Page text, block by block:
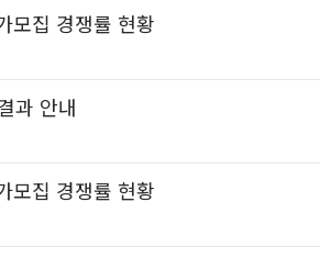
모집 경쟁률 현황
과 안내
모집 경쟁률 현황